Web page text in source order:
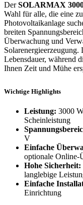
DerSOLARMAX
Wahl für alle, die eine
Photovoltaikanlage
breiten
Überwachung und
Lebensdauer, während
Ihnen Zeit und Mühe
Wichtige Highlights
Leistung: 3000
Scheinleistung
V
Einfache
optionale Online-
Hohe Sicherheit:
langlebige
Einfache
Einrichtung